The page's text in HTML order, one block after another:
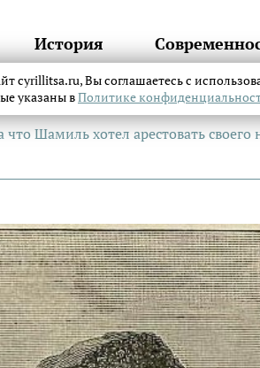
История
Шамиль хотел арестовать своего
cyrillitsa.ru, Вы соглашаетесь с
указаны вПолитике